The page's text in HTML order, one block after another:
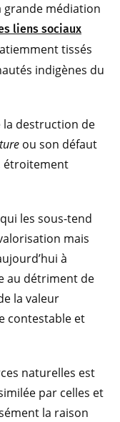
grande médiation
liens sociaux
tissés
indigènes du
la destruction de
ou son défaut
étroitement
les sous-tend
mais
à
au détriment de
la valeur
contestable et
naturelles est
par celles et
la raison